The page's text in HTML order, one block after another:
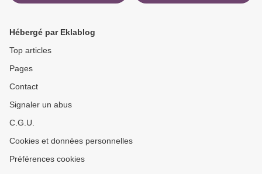
Hébergé par Eklablog
Top articles
Pages
Contact
Signaler un abus
C.G.U.
Cookies et données personnelles
Préférences cookies